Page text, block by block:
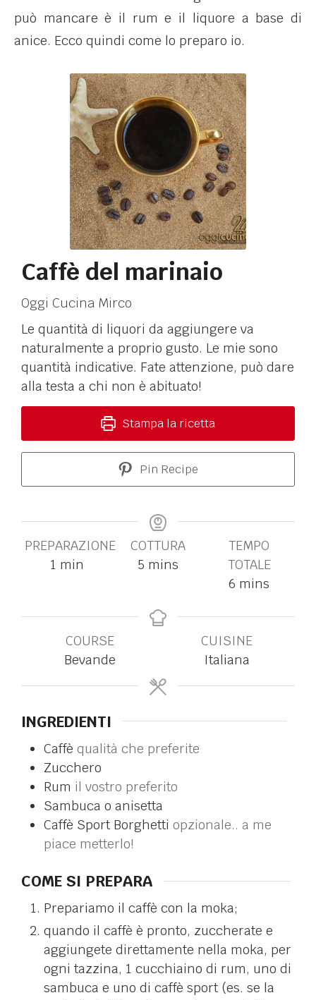
può mancare è il rum e il liquore a base di
anice. Ecco quindi come lo preparo io.
Caffè del marinaio
Oggi Cucina Mirco
Le quantità di liquori da aggiungere va
naturalmente a proprio gusto. Le mie sono
quantità indicative. Fate attenzione, può dare
alla testa a chi non è abituato!
Stampa la ricetta
Pin Recipe
PREPARAZIONE
1 min
COTTURA
5 mins
TEMPO
TOTALE
6 mins
COURSE
Bevande
CUISINE
Italiana
INGREDIENTI
Caffè qualità che preferite
Zucchero
Rum il vostro preferito
Sambuca o anisetta
Caffè Sport Borghetti opzionale.. a me
piace metterlo!
COME SI PREPARA
Prepariamo il caffè con la moka;
quando il caffè è pronto, zuccherate e
aggiungete direttamente nella moka, per
ogni tazzina, 1 cucchiaino di rum, uno di
sambuca e uno di caffè sport (es. se la